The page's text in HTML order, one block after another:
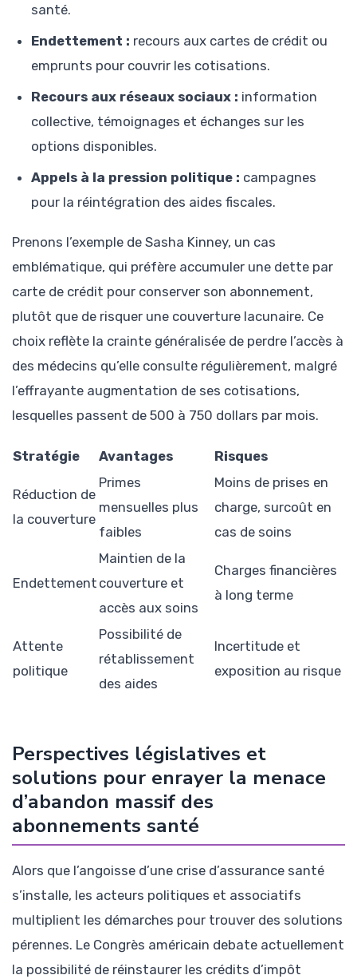
santé.
Endettement : recours aux cartes de crédit ou
emprunts pour couvrir les cotisations.
Recours aux réseaux sociaux : information
collective, témoignages et échanges sur les
options disponibles.
Appels à la pression politique : campagnes
pour la réintégration des aides fiscales.
Prenons l’exemple de Sasha Kinney, un cas
emblématique, qui préfère accumuler une dette par
carte de crédit pour conserver son abonnement,
plutôt que de risquer une couverture lacunaire. Ce
choix reflète la crainte généralisée de perdre l’accès à
des médecins qu’elle consulte régulièrement, malgré
l’effrayante augmentation de ses cotisations,
lesquelles passent de 500 à 750 dollars par mois.
Stratégie Avantages Risques
Réduction de
la couverture
Primes
mensuelles plus
faibles
Moins de prises en
charge, surcoût en
cas de soins
Endettement
Maintien de la
couverture et
accès aux soins
Charges financières
à long terme
Attente
politique
Possibilité de
rétablissement
des aides
Incertitude et
exposition au risque
Perspectives législatives et
solutions pour enrayer la menace
d’abandon massif des
abonnements santé
Alors que l’angoisse d’une crise d’assurance santé
s’installe, les acteurs politiques et associatifs
multiplient les démarches pour trouver des solutions
pérennes. Le Congrès américain debate actuellement
la possibilité de réinstaurer les crédits d’impôt